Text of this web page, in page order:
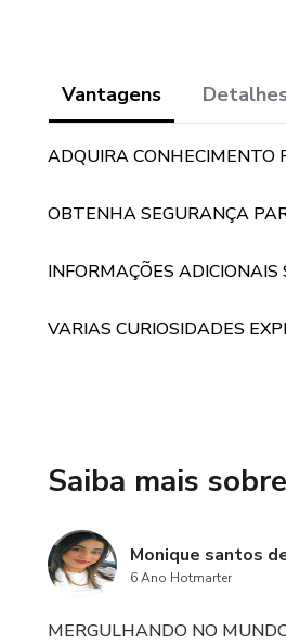
Vantagens
ADQUIRA
OBTENHA SEGURANÇA
INFORMAÇÕES ADICIONAIS
VARIAS CURIOSIDADES
Saiba mais
Monique santos
6 Ano Hotmarter
MERGULHANDO NO